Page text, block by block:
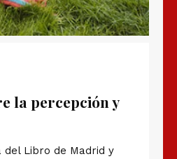
la percepción y
del Libro de Madrid y